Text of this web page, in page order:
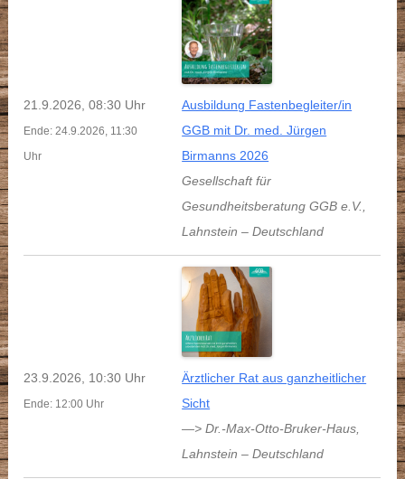
21.9.2026, 08:30 Uhr
Ende: 24.9.2026, 11:30
Uhr
Ausbildung Fastenbegleiter/in
GGB mit Dr. med. Jürgen
Birmanns 2026
Gesellschaft für
Gesundheitsberatung GGB e.V.,
Lahnstein –Deutschland
23.9.2026, 10:30 Uhr
Ende: 12:00 Uhr
Ärztlicher Rat aus ganzheitlicher
Sicht
—> Dr.-Max-Otto-Bruker-Haus,
Lahnstein –Deutschland